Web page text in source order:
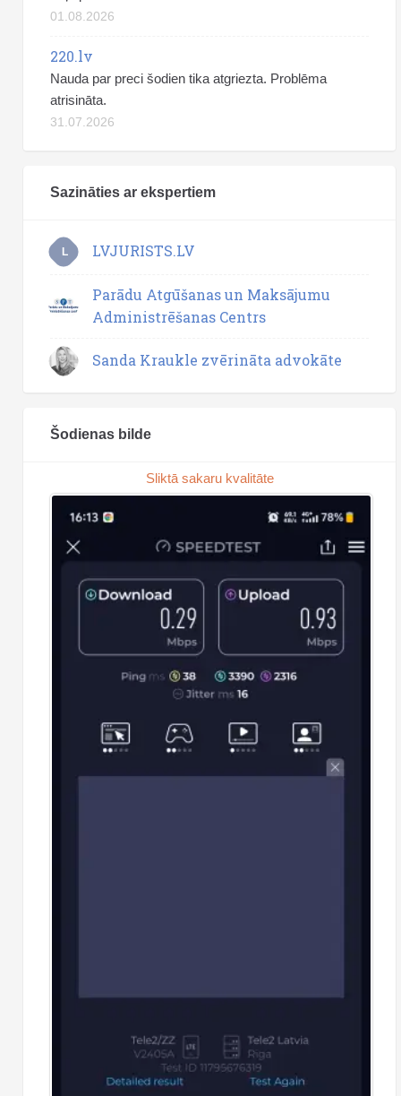
01.08.2026
220.lv
Nauda par preci šodien tika atgriezta. Problēma
atrisināta.
31.07.2026
Sazināties ar ekspertiem
L LVJURISTS.LV
Parādu Atgūšanas un Maksājumu
Administrēšanas Centrs
Sanda Kraukle zvērināta advokāte
Šodienas bilde
Sliktā sakaru kvalitāte